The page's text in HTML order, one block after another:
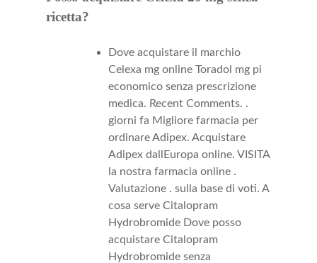
ricetta?
Dove acquistare il marchio
Celexa mg online Toradol mg pi
economico senza prescrizione
medica. Recent Comments. .
giorni fa Migliore farmacia per
ordinare Adipex. Acquistare
Adipex dallEuropa online. VISITA
la nostra farmacia online .
Valutazione . sulla base di voti. A
cosa serve Citalopram
Hydrobromide Dove posso
acquistare Citalopram
Hydrobromide senza